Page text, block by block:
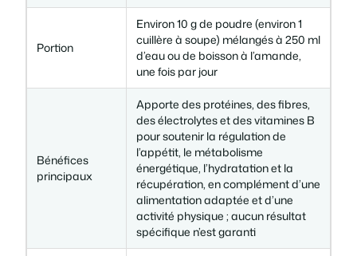
Portion
Environ 10 g de poudre (environ 1
cuillère à soupe) mélangés à 250 ml
d’eau ou de boisson à l’amande,
une fois par jour
Bénéfices
principaux
Apporte des protéines, des fibres,
des électrolytes et des vitamines B
pour soutenir la régulation de
l’appétit, le métabolisme
énergétique, l’hydratation et la
récupération, en complément d’une
alimentation adaptée et d’une
activité physique ; aucun résultat
spécifique n’est garanti